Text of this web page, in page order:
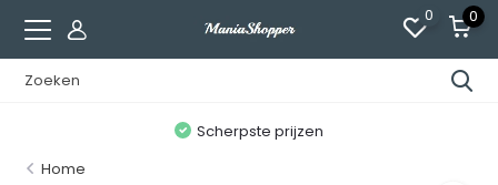
0 0
Scherpste prijzen
Home